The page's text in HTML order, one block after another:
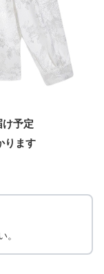
け予定
ります
。